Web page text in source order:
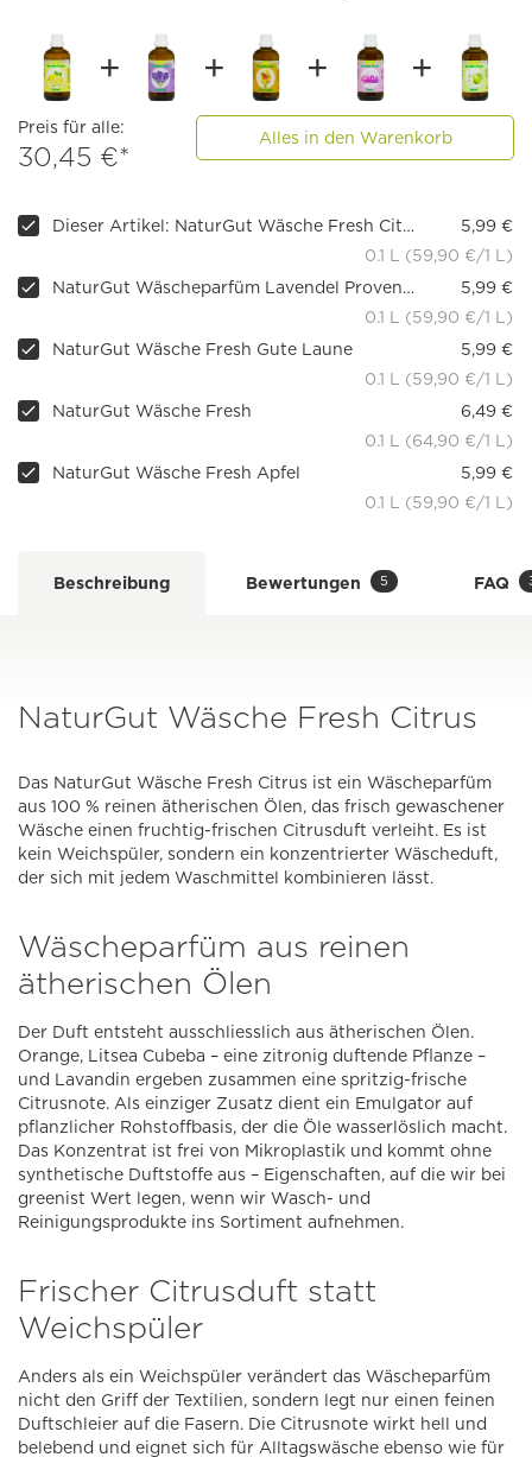
Preis für alle:
30,45 €*
Alles in den Warenkorb
Dieser Artikel: NaturGut Wäsche Fresh Citrus
5,99 €
0.1 L (59,90 €/1 L)
NaturGut Wäscheparfüm Lavendel Provence, 100 ml
5,99 €
0.1 L (59,90 €/1 L)
NaturGut Wäsche Fresh Gute Laune
5,99 €
0.1 L (59,90 €/1 L)
NaturGut Wäsche Fresh
6,49 €
0.1 L (64,90 €/1 L)
NaturGut Wäsche Fresh Apfel
5,99 €
0.1 L (59,90 €/1 L)
Beschreibung Bewertungen 5 FAQ
NaturGut Wäsche Fresh Citrus
Das NaturGut Wäsche Fresh Citrus ist ein Wäscheparfüm
aus 100 % reinen ätherischen Ölen, das frisch gewaschener
Wäsche einen fruchtig-frischen Citrusduft verleiht. Es ist
kein Weichspüler, sondern ein konzentrierter Wäscheduft,
der sich mit jedem Waschmittel kombinieren lässt.
Wäscheparfüm aus reinen
ätherischen Ölen
Der Duft entsteht ausschliesslich aus ätherischen Ölen.
Orange, Litsea Cubeba – eine zitronig duftende Pflanze –
und Lavandin ergeben zusammen eine spritzig-frische
Citrusnote. Als einziger Zusatz dient ein Emulgator auf
pflanzlicher Rohstoffbasis, der die Öle wasserlöslich macht.
Das Konzentrat ist frei von Mikroplastik und kommt ohne
synthetische Duftstoffe aus – Eigenschaften, auf die wir bei
greenist Wert legen, wenn wir Wasch- und
Reinigungsprodukte ins Sortiment aufnehmen.
Frischer Citrusduft statt
Weichspüler
Anders als ein Weichspüler verändert das Wäscheparfüm
nicht den Griff der Textilien, sondern legt nur einen feinen
Duftschleier auf die Fasern. Die Citrusnote wirkt hell und
belebend und eignet sich für Alltagswäsche ebenso wie für